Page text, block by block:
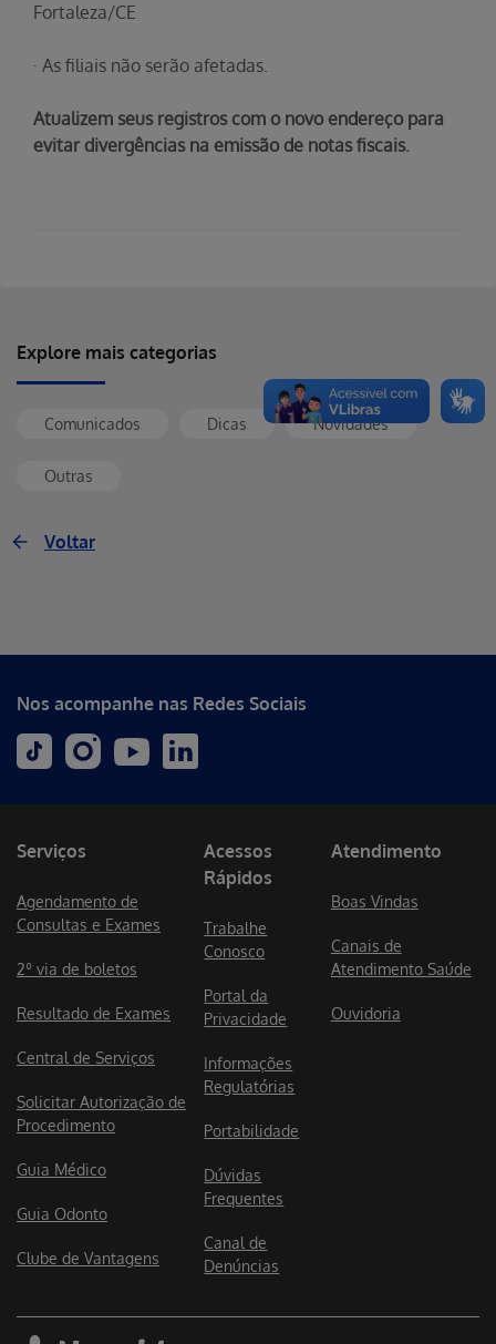
Fortaleza/CE
· As filiais não serão afetadas.
Atualizem seus registros com o novo endereço para
evitar divergências na emissão de notas fiscais.
Explore mais categorias
Comunicados Dicas Novidades
Outras
Voltar
Nos acompanhe nas Redes Sociais
Serviços
Agendamento de
Consultas e Exames
2º via de boletos
Resultado de Exames
Central de Serviços
Solicitar Autorização de
Procedimento
Guia Médico
Guia Odonto
Clube de Vantagens
Acessos
Rápidos
Trabalhe
Conosco
Portal da
Privacidade
Informações
Regulatórias
Portabilidade
Dúvidas
Frequentes
Canal de
Denúncias
Atendimento
Boas Vindas
Canais de
Atendimento Saúde
Ouvidoria